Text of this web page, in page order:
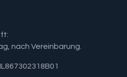
nach Vereinbarung.​